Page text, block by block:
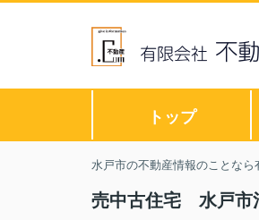
トップ
水戸市の不動産情報のことなら
売中古住宅 水戸市